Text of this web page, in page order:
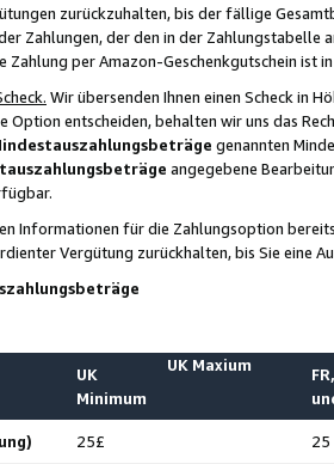
zurückzuhalten, bis der fällige
Zahlungen, der den in der
Zahlung per Amazon-Geschenkgutschein ist
Wir übersenden Ihnen einen Scheck in
Option entscheiden, behalten wir uns das
genannten
angegebene
Informationen für die Zahlungsoption
Vergütung zurückhalten, bis Sie
UK
Minimum
UK Maxium
25£ 25